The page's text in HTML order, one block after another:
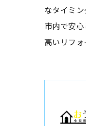
なタイミ
市内で安
高いリフォ